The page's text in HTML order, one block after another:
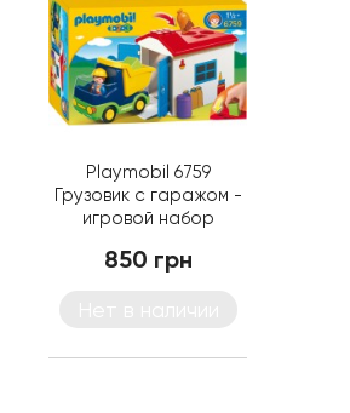
Playmobil 6759
Грузовик с гаражом -
игровой набор
850 грн